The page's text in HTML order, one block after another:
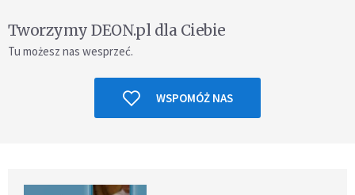
Tworzymy DEON.pl dla Ciebie
Tu możesz nas wesprzeć.
WSPOMÓŻ NAS